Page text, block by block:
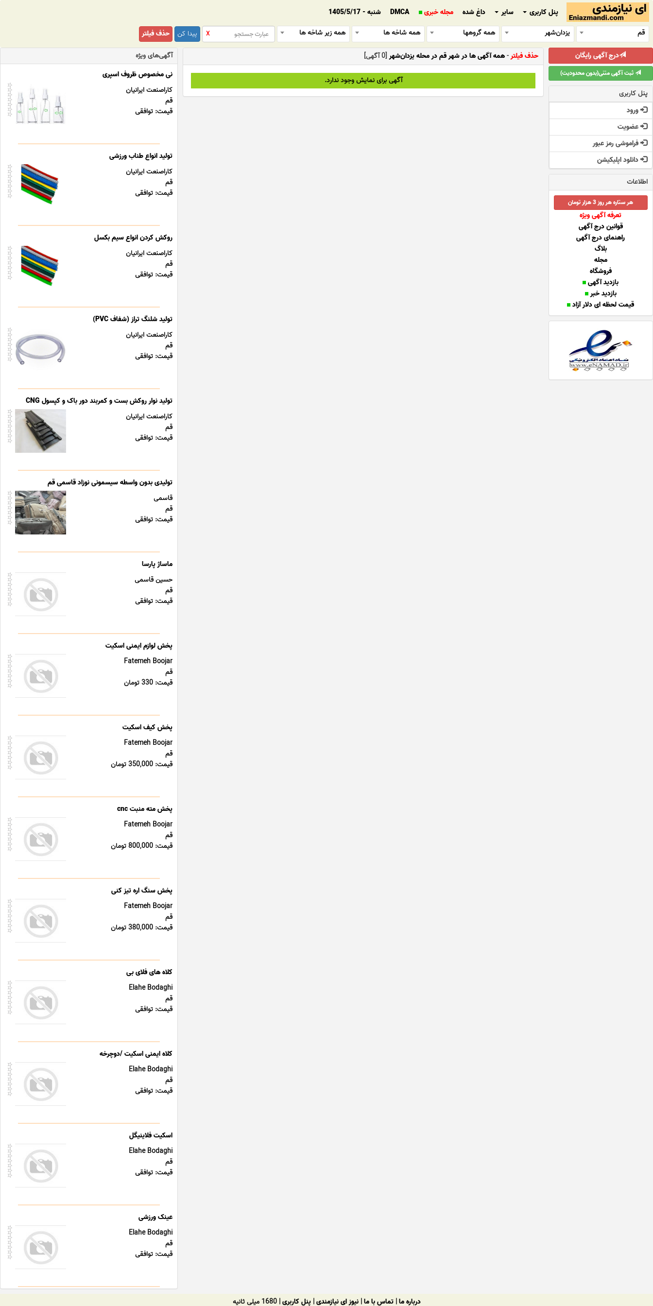
پنل کاربری سایر داغ شده مجله خبری DMCA
شنبه - 1405/5/17
قم
یزدان‌شهر همه گروهها همه شاخه ها همه زیر شاخه ها X پیدا کن
حذف فیلتر
حذف فیلتر-همه آگهی ها در شهر قم در محله یزدان‌شهر[0 آگهی]
آگهی برای نمایش وجود ندارد.
آگهی‌های ویژه
نی مخصوص ظروف اسپری
کاراصنعت ایرانیان
قم
قیمت: توافقی
تولید انواع طناب ورزشی
کاراصنعت ایرانیان
قم
قیمت: توافقی
روکش کردن انواع سیم بکسل
کاراصنعت ایرانیان
قم
قیمت: توافقی
تولید شلنگ تراز (شفاف PVC)
کاراصنعت ایرانیان
قم
قیمت: توافقی
تولید نوار روکش بست و کمربند دور باک و کپسول CNG
کاراصنعت ایرانیان
قم
قیمت: توافقی
تولیدی بدون واسطه سیسمونی نوزاد قاسمی قم
قاسمی
قم
قیمت: توافقی
ماساژ پارسا
حسین قاسمی
قم
قیمت: توافقی
پخش لوازم ایمنی اسکیت
Fatemeh Boojar
قم
قیمت: 330 تومان
پخش کیف اسکیت
Fatemeh Boojar
قم
قیمت: 350,000 تومان
پخش مته منبت cnc
Fatemeh Boojar
قم
قیمت: 800,000 تومان
پخش سنگ اره تیز کنی
Fatemeh Boojar
قم
قیمت: 380,000 تومان
کلاه های فلای بی
Elahe Bodaghi
قم
قیمت: توافقی
کلاه ایمنی اسکیت /دوچرخه
Elahe Bodaghi
قم
قیمت: توافقی
اسکیت فلاینیگل
Elahe Bodaghi
قم
قیمت: توافقی
عینک ورزشی
Elahe Bodaghi
قم
قیمت: توافقی
درج آگهی رایگان
ثبت آگهی متنی(بدون محدودیت)
پنل کاربری
ورود
عضویت
فراموشی رمز عبور
دانلود اپلیکیشن
اطلاعات
هر ستاره هر روز 3 هزار تومان
تعرفه آگهی ویژه
قوانین درج آگهی
راهنمای درج آگهی
بلاگ
مجله
فروشگاه
بازدید آگهی
بازدید خبر
قیمت لحظه ای دلار آزاد
درباره ما|تماس با ما|نیوز ای نیازمندی|پنل کاربری| 1680 میلی ثانیه